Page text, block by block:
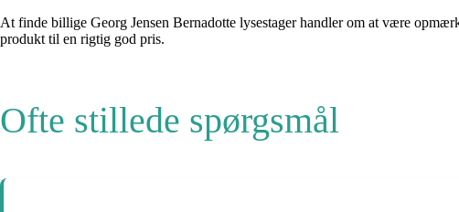
At finde billige Georg Jensen Bernadotte lysestager handler om at være
produkt til en rigtig god pris.
Ofte stillede spørgsmål